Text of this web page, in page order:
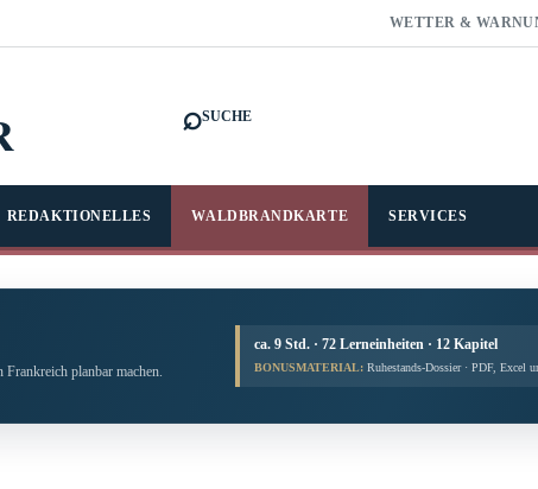
WETTER &
⌕SUCHE
REDAKTIONELLES WALDBRANDKARTE SERVICES
planbar machen.
ca. 9 Std. · 72 Lerneinheiten · 12 Kapitel
BONUSMATERIAL: Ruhestands-Dossier · PDF, Excel